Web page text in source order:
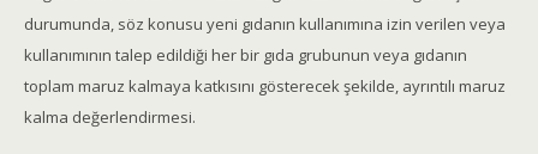
durumunda, söz konusu yeni gıdanın kullanımına izin verilen veya
kullanımının talep edildiği her bir gıda grubunun veya gıdanın
toplam maruz kalmaya katkısını gösterecek şekilde, ayrıntılı maruz
kalma değerlendirmesi.